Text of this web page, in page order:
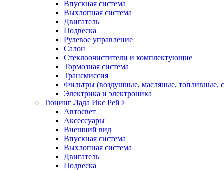
Впускная система
Выхлопная система
Двигатель
Подвеска
Рулевое управление
Салон
Стеклоочистители и комплектующие
Тормозная система
Трансмиссия
Фильтры (воздушные, масляные, топливные,
Электрика и электроника
Тюнинг Лада Икс Рей
Автосвет
Аксессуары
Внешний вид
Впускная система
Выхлопная система
Двигатель
Подвеска